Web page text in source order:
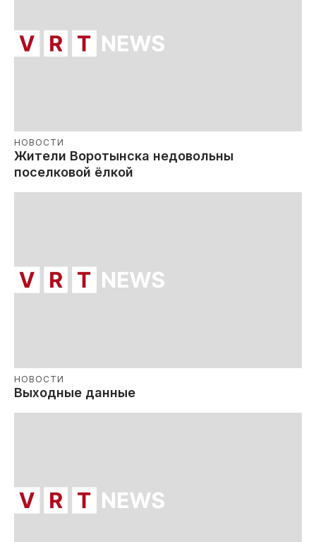
НОВОСТИ
Жители Воротынска недовольны
поселковой ёлкой
НОВОСТИ
Выходные данные